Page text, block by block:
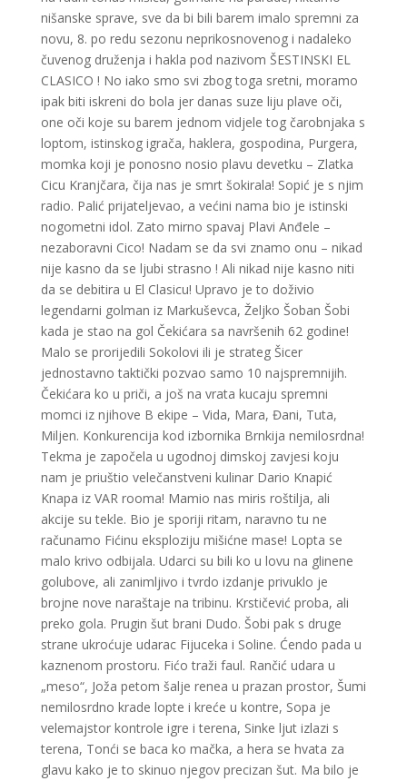
nišanske sprave, sve da bi bili barem imalo spremni za
novu, 8. po redu sezonu neprikosnovenog i nadaleko
čuvenog druženja i hakla pod nazivom ŠESTINSKI EL
CLASICO ! No iako smo svi zbog toga sretni, moramo
ipak biti iskreni do bola jer danas suze liju plave oči,
one oči koje su barem jednom vidjele tog čarobnjaka s
loptom, istinskog igrača, haklera, gospodina, Purgera,
momka koji je ponosno nosio plavu devetku – Zlatka
Cicu Kranjčara, čija nas je smrt šokirala! Sopić je s njim
radio. Palić prijateljevao, a većini nama bio je istinski
nogometni idol. Zato mirno spavaj Plavi Anđele –
nezaboravni Cico! Nadam se da svi znamo onu – nikad
nije kasno da se ljubi strasno ! Ali nikad nije kasno niti
da se debitira u El Clasicu! Upravo je to doživio
legendarni golman iz Markuševca, Željko Šoban Šobi
kada je stao na gol Čekićara sa navršenih 62 godine!
Malo se prorijedili Sokolovi ili je strateg Šicer
jednostavno taktički pozvao samo 10 najspremnijih.
Čekićara ko u priči, a još na vrata kucaju spremni
momci iz njihove B ekipe – Vida, Mara, Đani, Tuta,
Miljen. Konkurencija kod izbornika Brnkija nemilosrdna!
Tekma je započela u ugodnoj dimskoj zavjesi koju
nam je priuštio velečanstveni kulinar Dario Knapić
Knapa iz VAR rooma! Mamio nas miris roštilja, ali
akcije su tekle. Bio je sporiji ritam, naravno tu ne
računamo Fićinu eksploziju mišićne mase! Lopta se
malo krivo odbijala. Udarci su bili ko u lovu na glinene
golubove, ali zanimljivo i tvrdo izdanje privuklo je
brojne nove naraštaje na tribinu. Krstičević proba, ali
preko gola. Prugin šut brani Dudo. Šobi pak s druge
strane ukroćuje udarac Fijuceka i Soline. Ćendo pada u
kaznenom prostoru. Fićo traži faul. Rančić udara u
„meso“, Joža petom šalje renea u prazan prostor, Šumi
nemilosrdno krade lopte i kreće u kontre, Sopa je
velemajstor kontrole igre i terena, Sinke ljut izlazi s
terena, Tonći se baca ko mačka, a hera se hvata za
glavu kako je to skinuo njegov precizan šut. Ma bilo je